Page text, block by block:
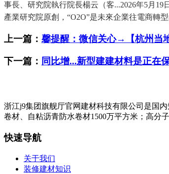
事長、研究院執行院長楊云（客...2026年5月
產業研究院原創，“O2O”是未來企業往電商轉
上一篇： 馨提醒：微信关心→【杭州当
下一篇： 同比增...新型建建材料是正在
浙江j9集团旗舰厅官网建材科技有限公司是国
卷材、自粘沥青防水卷材1500万平方米；高分
快速导航
关于我们
装修建材知识